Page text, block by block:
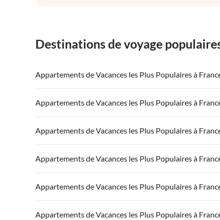
Destinations de voyage
Appartements de Vacances les Plus Populaires à
Appartements de Vacances à France
Appartements de Vacances à Côte atlantique
Appartements de Vacances à Côte d'Azur
Appartements de Vacances les Plus Populaires à
Appartements de Vacances à France
Appartements de Vacances à Côte atlantique
Appartements de Vacances à Côte d'Azur
Appartements de Vacances les Plus Populaires à
Appartements de Vacances à France
Appartements de Vacances à Côte atlantique
Appartements de Vacances à Côte d'Azur
Appartements de Vacances les Plus Populaires à
Appartements de Vacances à France
Appartements de Vacances à Côte atlantique
Appartements de Vacances les Plus Populaires à
Appartements de Vacances à France
Appartements de Vacances les Plus Populaires à